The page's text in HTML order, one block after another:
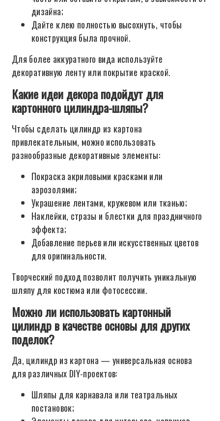
дизайна;
Дайте клею полностью высохнуть, чтобы
конструкция была прочной.
Для более аккуратного вида используйте
декоративную ленту или покрытие краской.
Какие идеи декора подойдут для
картонного цилиндра-шляпы?
Чтобы сделать цилиндр из картона
привлекательным, можно использовать
разнообразные декоративные элементы:
Покраска акриловыми красками или
аэрозолями;
Украшение лентами, кружевом или тканью;
Наклейки, стразы и блестки для праздничного
эффекта;
Добавление перьев или искусственных цветов
для оригинальности.
Творческий подход позволит получить уникальную
шляпу для костюма или фотосессии.
Можно ли использовать картонный
цилиндр в качестве основы для других
поделок?
Да, цилиндр из картона — универсальная основа
для различных DIY-проектов:
Шляпы для карнавала или театральных
постановок;